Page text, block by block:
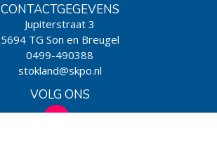
CONTACTGEGEVENS
Jupiterstraat 3
5694 TG Son en Breugel
0499-490388
stokland@skpo.nl
VOLG ONS